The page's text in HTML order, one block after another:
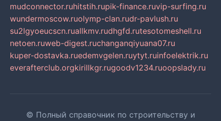
mudconnector.ruhitstih.rupik-finance.ruvip-surfing.ru
wundermoscow.ruolymp-clan.rudr-pavlush.ru
su2lgyoeucscn.ruallkmv.rudhgfd.rutesotomeshell.ru
netoen.ruweb-digest.ruchanganqiyuana07.ru
kuper-dostavka.ruedemvgelen.ruytyt.ruinfoelektrik.ru
everafterclub.orgkirillkgr.rugoodv1234.ruoopslady.ru
© Полный справочник по строительству и